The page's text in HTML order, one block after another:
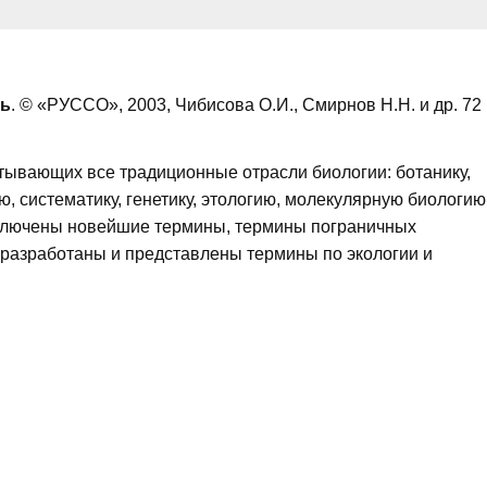
. © «РУССО», 2003, Чибисова О.И., Смирнов Н.Н. и др. 72
все традиционные отрасли биологии: ботанику,
систематику, генетику, этологию, молекулярную биологию
новейшие термины, термины пограничных
и представлены термины по экологии и